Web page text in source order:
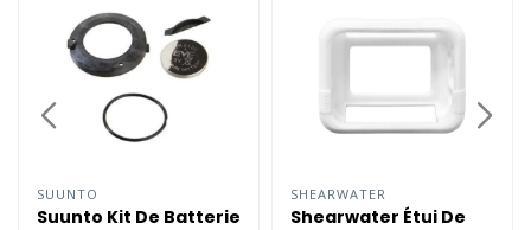
SUUNTO
Suunto Kit De Batterie
SHEARWATER
Shearwater Étui De